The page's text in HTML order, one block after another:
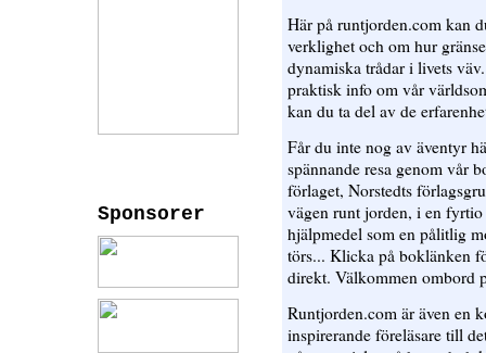
Sponsorer
Här på runtjorden.com kan
verklighet och om hur
dynamiska trådar i livets
praktisk info om vår
kan du ta del av de
Får du inte nog av äventyr
spännande resa genom vår
förlaget, Norstedts
vägen runt jorden, i en
hjälpmedel som en pålitlig
törs... Klicka på boklänken
direkt. Välkommen ombord
Runtjorden.com är även en
inspirerande föreläsare till